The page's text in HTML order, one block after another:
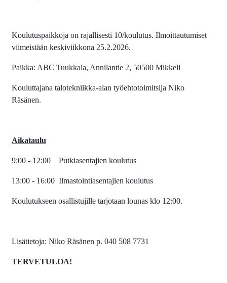
Koulutuspaikkoja on rajallisesti 10/koulutus. Ilmoittautumiset
viimeistään keskiviikkona 25.2.2026.
Paikka: ABC Tuukkala, Annilantie 2, 50500 Mikkeli
Kouluttajana talotekniikka-alan työehtotoimitsija Niko
Räsänen.
Aikataulu
9:00 - 12:00 Putkiasentajien koulutus
13:00 - 16:00 Ilmastointiasentajien koulutus
Koulutukseen osallistujille tarjotaan lounas klo 12:00.
Lisätietoja: Niko Räsänen p. 040 508 7731
TERVETULOA!